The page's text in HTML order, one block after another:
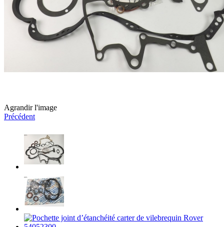
Agrandir l'image
Précédent